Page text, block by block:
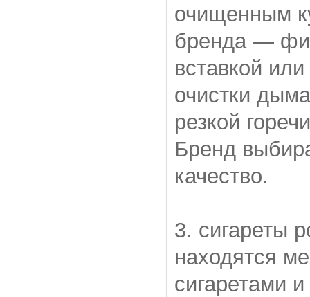
очищенным
бренда —
вставкой
очистки
резкой
Бренд
качество.
3. сигареты
находятся
сигаретами